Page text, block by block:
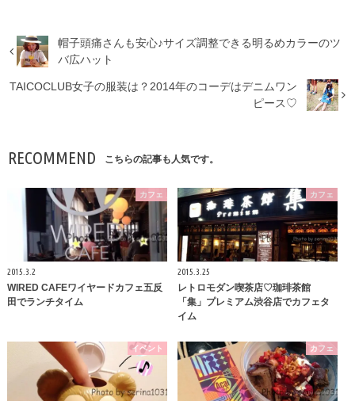
帽子頭痛さんも安心♪サイズ調整できる明るめカラーのツ
バ広ハット
TAICOCLUB女子の服装は？2014年のコーデはデニムワン
ピース♡
RECOMMEND こちらの記事も人気です。
カフェ
2015.3.2
WIRED CAFEワイヤードカフェ五反
田でランチタイム
カフェ
2015.3.25
レトロモダン喫茶店♡珈琲茶館
「集」プレミアム渋谷店でカフェタ
イム
イベント カフェ